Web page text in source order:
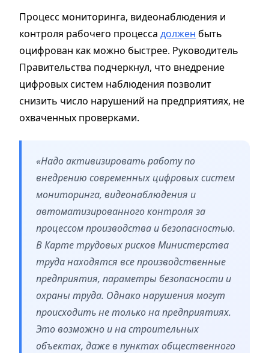
Процесс мониторинга, видеонаблюдения и
контроля рабочего процесса должен быть
оцифрован как можно быстрее. Руководитель
Правительства подчеркнул, что внедрение
цифровых систем наблюдения позволит
снизить число нарушений на предприятиях, не
охваченных проверками.
«Надо активизировать работу по
внедрению современных цифровых систем
мониторинга, видеонаблюдения и
автоматизированного контроля за
процессом производства и безопасностью.
В Карте трудовых рисков Министерства
труда находятся все производственные
предприятия, параметры безопасности и
охраны труда. Однако нарушения могут
происходить не только на предприятиях.
Это возможно и на строительных
объектах, даже в пунктах общественного